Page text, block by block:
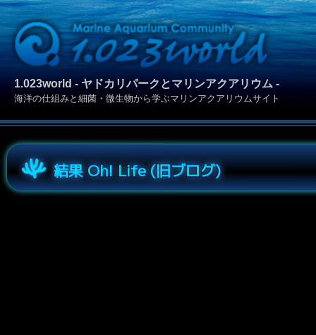
1.023world - ヤドカリパークとマリンアクアリウム -
海洋の仕組みと細菌・微生物から学ぶマリンアクアリウムサイト
結果 Oh! Life (旧ブログ)